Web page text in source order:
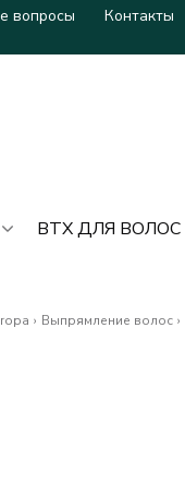
вопросы
Контакты
BTX ДЛЯ ВОЛОС
› Выпрямление волос ›